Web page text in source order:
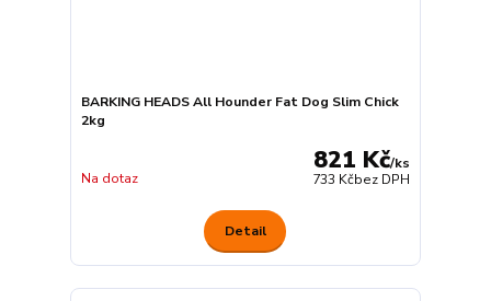
BARKING HEADS All Hounder Fat Dog Slim Chick
2kg
821 Kč/ks
733 Kčbez DPH
Na dotaz
Detail